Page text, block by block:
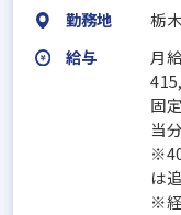
勤務地
栃
給与
月
固
当分
は
※